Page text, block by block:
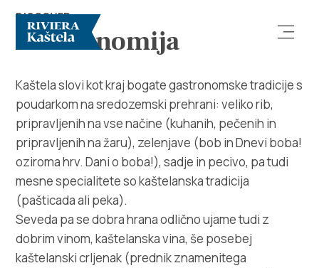
Raziščite
Destinacija
Kaj početi
DISCOVER
Gastronomija
Kaštela slovi kot kraj bogate gastronomske tradicije s
poudarkom na sredozemski prehrani: veliko rib,
pripravljenih na vse načine (kuhanih, pečenih in
pripravljenih na žaru), zelenjave (bob in Dnevi boba!
oziroma hrv. Dani o boba!), sadje in pecivo, pa tudi
mesne specialitete so kaštelanska tradicija
(pašticada ali peka).
Seveda pa se dobra hrana odlično ujame tudi z
dobrim vinom, kaštelanska vina, še posebej
kaštelanski crljenak (prednik znamenitega